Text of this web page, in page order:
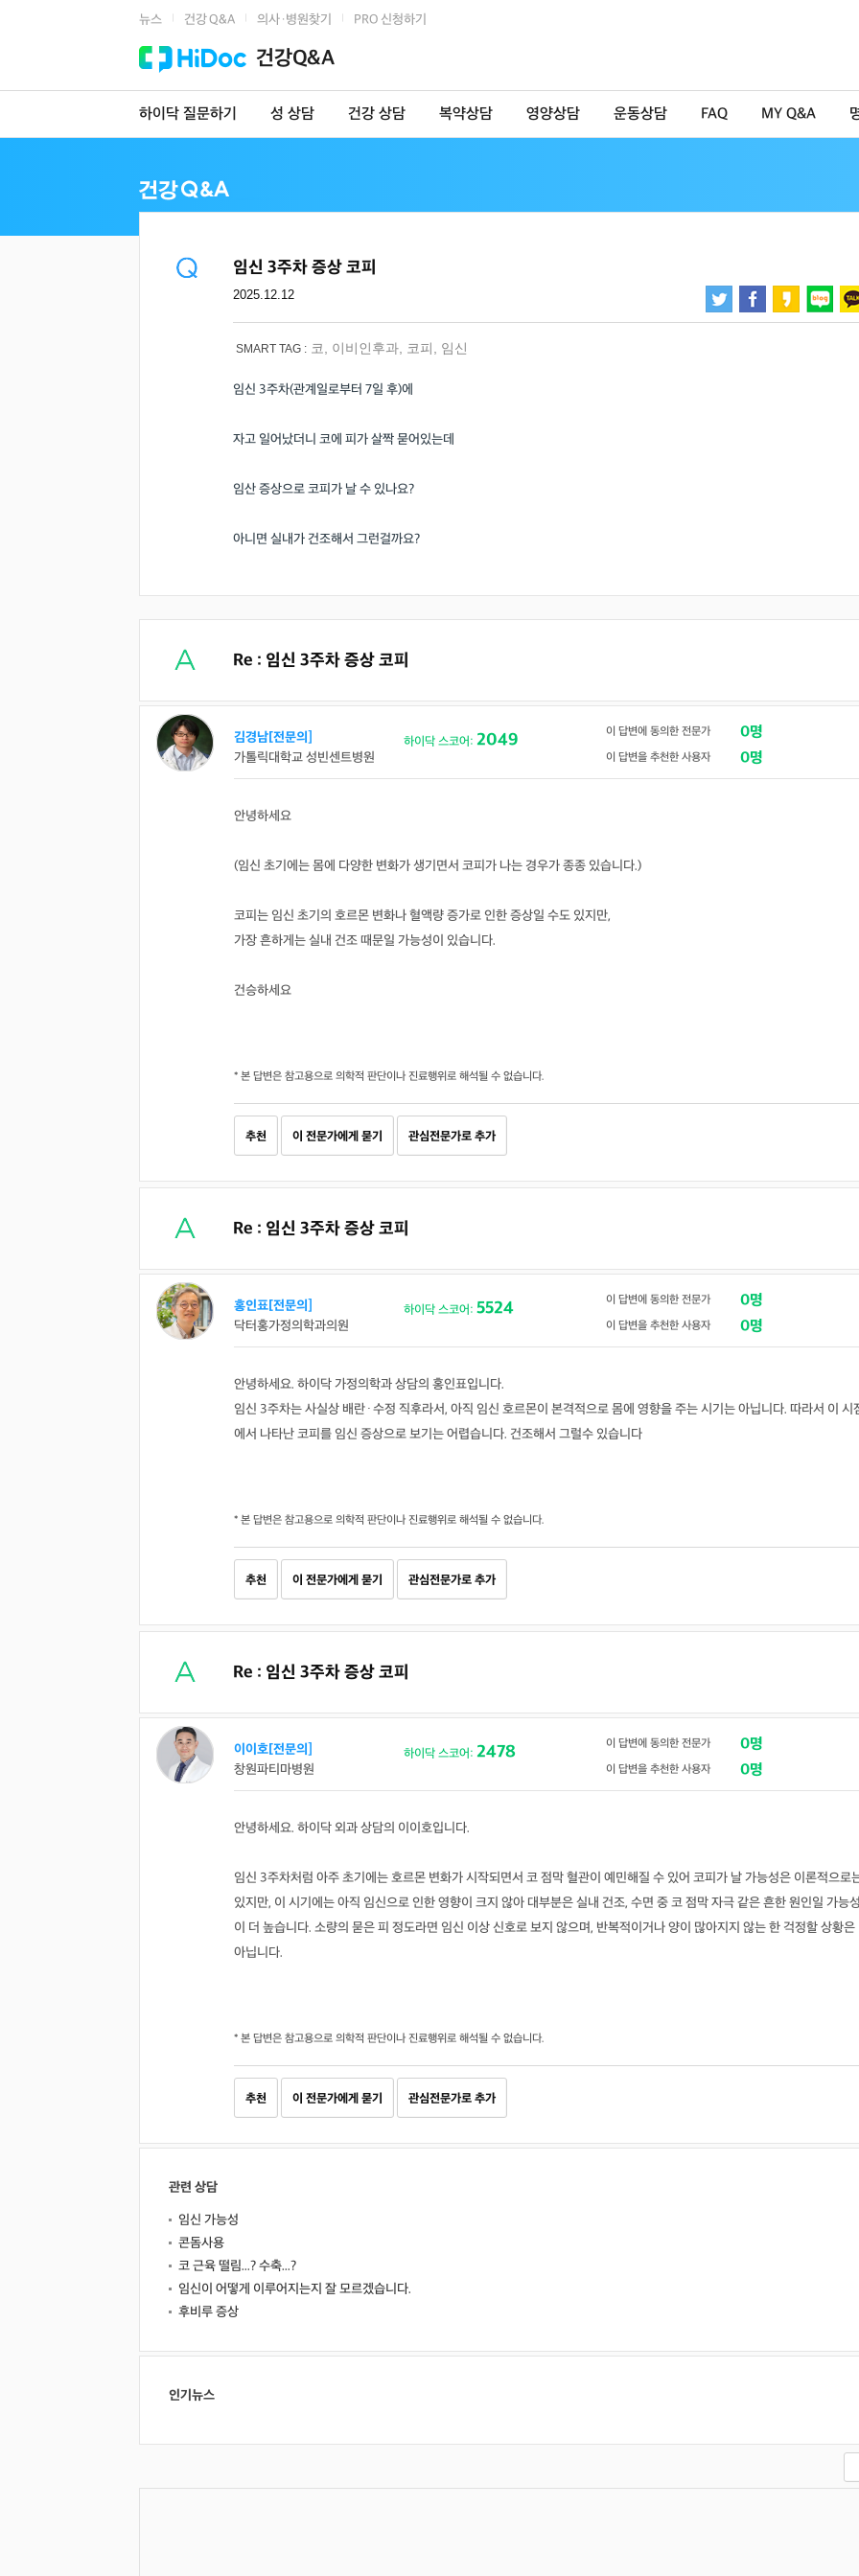
뉴스 건강 Q&A 의사·병원찾기 PRO 신청하기
건강Q&A
하이닥 질문하기 성 상담 건강 상담 복약상담 영양상담 운동상담 FAQ MY Q&A
임신 3주차 증상 코피
2025.12.12
SMART TAG : 코 이비인후과 코피 임신
임신 3주차(관계일로부터 7일 후)에
자고 일어났더니 코에 피가 살짝 묻어있는데
임산 증상으로 코피가 날 수 있나요?
아니면 실내가 건조해서 그런걸까요?
Re : 임신 3주차 증상 코피
김경남[전문의]
가톨릭대학교 성빈센트병원
하이닥 스코어: 2049 이 답변에 동의한 전문가 0명
이 답변을 추천한 사용자 0명
안녕하세요
(임신 초기에는 몸에 다양한 변화가 생기면서 코피가 나는 경우가 종종 있습니다.)
코피는 임신 초기의 호르몬 변화나 혈액량 증가로 인한 증상일 수도 있지만,
가장 흔하게는 실내 건조 때문일 가능성이 있습니다.
건승하세요
* 본 답변은 참고용으로 의학적 판단이나 진료행위로 해석될 수 없습니다.
추천 이 전문가에게 묻기 관심전문가로 추가
Re : 임신 3주차 증상 코피
홍인표[전문의]
닥터홍가정의학과의원
하이닥 스코어: 5524 이 답변에 동의한 전문가 0명
이 답변을 추천한 사용자 0명
안녕하세요. 하이닥 가정의학과 상담의 홍인표입니다.
임신 3주차는 사실상 배란·수정 직후라서, 아직 임신 호르몬이 본격적으로 몸에 영향을 주는 시기는 아닙니다. 따라서 이 시
에서 나타난 코피를 임신 증상으로 보기는 어렵습니다. 건조해서 그럴수 있습니다
* 본 답변은 참고용으로 의학적 판단이나 진료행위로 해석될 수 없습니다.
추천 이 전문가에게 묻기 관심전문가로 추가
Re : 임신 3주차 증상 코피
이이호[전문의]
창원파티마병원
하이닥 스코어: 2478 이 답변에 동의한 전문가 0명
이 답변을 추천한 사용자 0명
안녕하세요. 하이닥 외과 상담의 이이호입니다.
임신 3주차처럼 아주 초기에는 호르몬 변화가 시작되면서 코 점막 혈관이 예민해질 수 있어 코피가 날 가능성은 이론적으로
있지만, 이 시기에는 아직 임신으로 인한 영향이 크지 않아 대부분은 실내 건조, 수면 중 코 점막 자극 같은 흔한 원인일 가능
이 더 높습니다. 소량의 묻은 피 정도라면 임신 이상 신호로 보지 않으며, 반복적이거나 양이 많아지지 않는 한 걱정할 상황은
아닙니다.
* 본 답변은 참고용으로 의학적 판단이나 진료행위로 해석될 수 없습니다.
추천 이 전문가에게 묻기 관심전문가로 추가
관련 상담
임신 가능성
콘돔사용
코 근육 떨림...? 수축...?
임신이 어떻게 이루어지는지 잘 모르겠습니다.
후비루 증상
인기뉴스